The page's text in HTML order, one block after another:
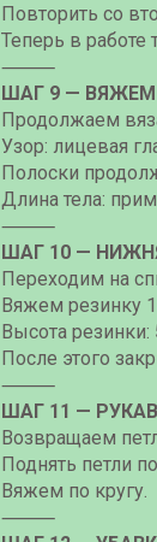
Повторить со
Теперь в работе
⸻
ШАГ 9 —
Продолжаем
Узор: лицевая
Полоски
Длина тела:
⸻
ШАГ 10 —
Переходим на
Вяжем резинку
Высота резинки:
После этого
⸻
ШАГ 11 —
Возвращаем
Поднять петли
Вяжем по кругу.
⸻